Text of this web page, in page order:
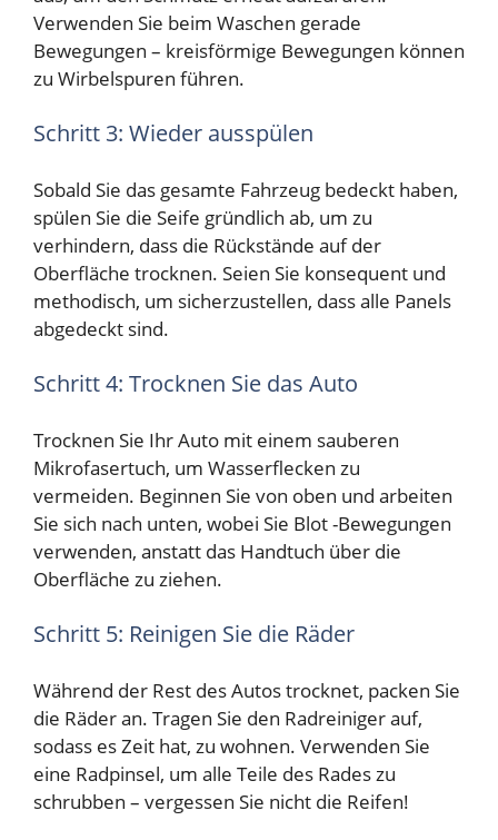
Verwenden Sie beim Waschen gerade
Bewegungen – kreisförmige Bewegungen können
zu Wirbelspuren führen.
Schritt 3: Wieder ausspülen
Sobald Sie das gesamte Fahrzeug bedeckt haben,
spülen Sie die Seife gründlich ab, um zu
verhindern, dass die Rückstände auf der
Oberfläche trocknen. Seien Sie konsequent und
methodisch, um sicherzustellen, dass alle Panels
abgedeckt sind.
Schritt 4: Trocknen Sie das Auto
Trocknen Sie Ihr Auto mit einem sauberen
Mikrofasertuch, um Wasserflecken zu
vermeiden. Beginnen Sie von oben und arbeiten
Sie sich nach unten, wobei Sie Blot -Bewegungen
verwenden, anstatt das Handtuch über die
Oberfläche zu ziehen.
Schritt 5: Reinigen Sie die Räder
Während der Rest des Autos trocknet, packen Sie
die Räder an. Tragen Sie den Radreiniger auf,
sodass es Zeit hat, zu wohnen. Verwenden Sie
eine Radpinsel, um alle Teile des Rades zu
schrubben – vergessen Sie nicht die Reifen!